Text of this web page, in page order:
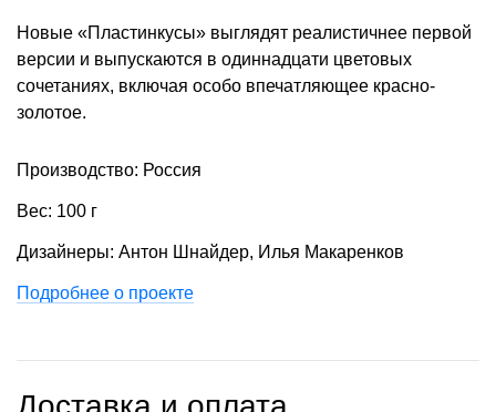
Новые «Пластинкусы» выглядят реалистичнее первой
версии и выпускаются в одиннадцати цветовых
сочетаниях, включая особо впечатляющее красно-
золотое.
Производство: Россия
Вес: 100 г
Дизайнеры: Антон Шнайдер, Илья Макаренков
Подробнее о проекте